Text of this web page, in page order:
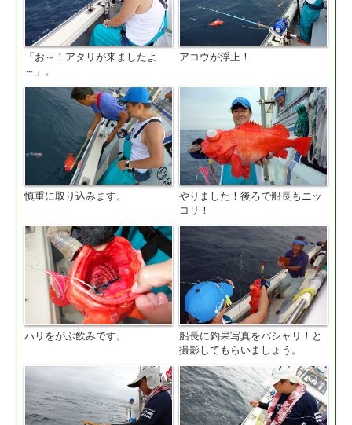
「お～！アタリが来ましたよ
～」。
アコウが浮上！
慎重に取り込みます。
やりました！後ろで船長もニッ
コリ！
ハリをがぶ飲みです。
船長に釣果写真をパシャリ！と
撮影してもらいましょう。